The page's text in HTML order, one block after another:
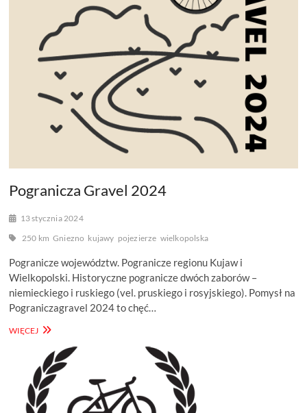
Pogranicza Gravel 2024
13 stycznia 2024
250 km Gniezno kujawy pojezierze wielkopolska
Pogranicze województw. Pogranicze regionu Kujaw i
Wielkopolski. Historyczne pogranicze dwóch zaborów –
niemieckiego i ruskiego (vel. pruskiego i rosyjskiego). Pomysł na
Pograniczagravel 2024 to chęć…
WIĘCEJPOGRANICZA
2024